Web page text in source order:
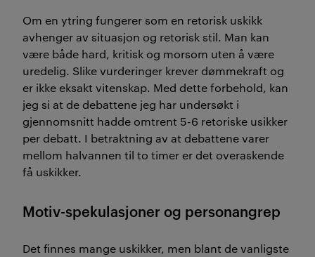
Om en ytring fungerer som en retorisk uskikk
avhenger av situasjon og retorisk stil. Man kan
være både hard, kritisk og morsom uten å være
uredelig. Slike vurderinger krever dømmekraft og
er ikke eksakt vitenskap. Med dette forbehold, kan
jeg si at de debattene jeg har undersøkt i
gjennomsnitt hadde omtrent 5-6 retoriske usikker
per debatt. I betraktning av at debattene varer
mellom halvannen til to timer er det overaskende
få uskikker.
Motiv-spekulasjoner og personangrep
Det finnes mange uskikker, men blant de vanligste